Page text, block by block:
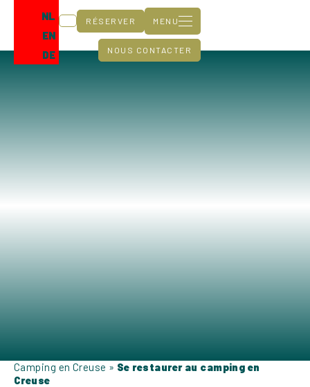
NL
EN
DE
NOUS CONTACTER
RÉSERVER MENU
Camping en Creuse » Se restaurer au camping en
Creuse